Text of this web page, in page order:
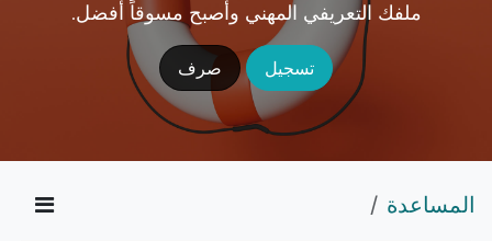
ملفك التعريفي المهني وأصبح مسوقاً أفضل.
تسجيل صرف
المساعدة